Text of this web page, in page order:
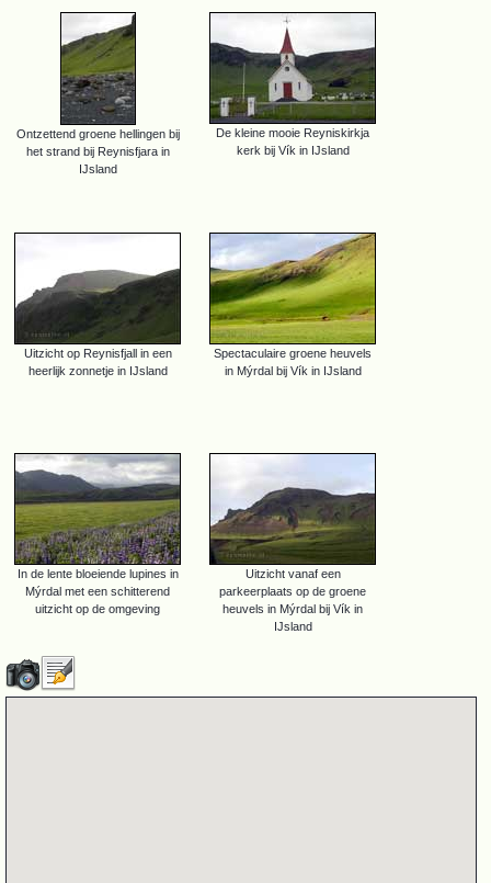
Ontzettend groene hellingen bij
het strand bij Reynisfjara in
IJsland
De kleine mooie Reyniskirkja
kerk bij Vík in IJsland
Uitzicht op Reynisfjall in een
heerlijk zonnetje in IJsland
Spectaculaire groene heuvels
in Mýrdal bij Vík in IJsland
In de lente bloeiende lupines in
Mýrdal met een schitterend
uitzicht op de omgeving
Uitzicht vanaf een
parkeerplaats op de groene
heuvels in Mýrdal bij Vík in
IJsland